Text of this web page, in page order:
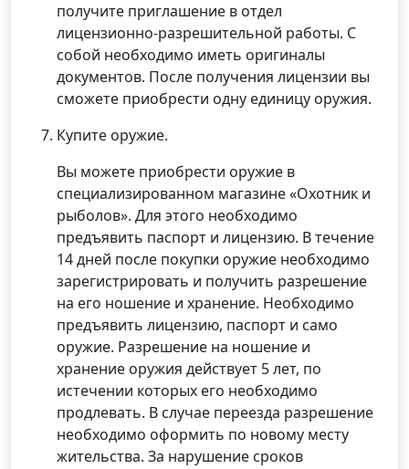
получите приглашение в отдел
лицензионно-разрешительной работы. С
собой необходимо иметь оригиналы
документов. После получения лицензии вы
сможете приобрести одну единицу оружия.
Купите оружие.
Вы можете приобрести оружие в
специализированном магазине «Охотник и
рыболов». Для этого необходимо
предъявить паспорт и лицензию. В течение
14 дней после покупки оружие необходимо
зарегистрировать и получить разрешение
на его ношение и хранение. Необходимо
предъявить лицензию, паспорт и само
оружие. Разрешение на ношение и
хранение оружия действует 5 лет, по
истечении которых его необходимо
продлевать. В случае переезда разрешение
необходимо оформить по новому месту
жительства. За нарушение сроков